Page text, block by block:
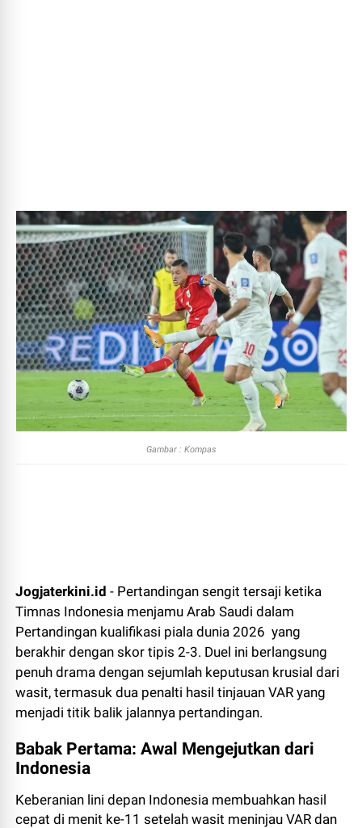
Gambar : Kompas
Jogjaterkini.id- Pertandingan sengit tersaji ketika
Timnas Indonesia menjamu Arab Saudi dalam
Pertandingan kualifikasi piala dunia 2026 yang
berakhir dengan skor tipis 2-3. Duel ini berlangsung
penuh drama dengan sejumlah keputusan krusial dari
wasit, termasuk dua penalti hasil tinjauan VAR yang
menjadi titik balik jalannya pertandingan.
Babak Pertama: Awal Mengejutkan dari
Indonesia
Keberanian lini depan Indonesia membuahkan hasil
cepat di menit ke-11 setelah wasit meninjau VAR dan